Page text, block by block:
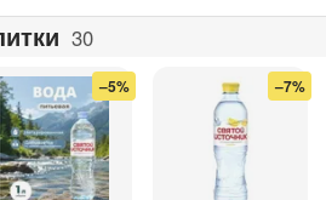
30
–5% –7%